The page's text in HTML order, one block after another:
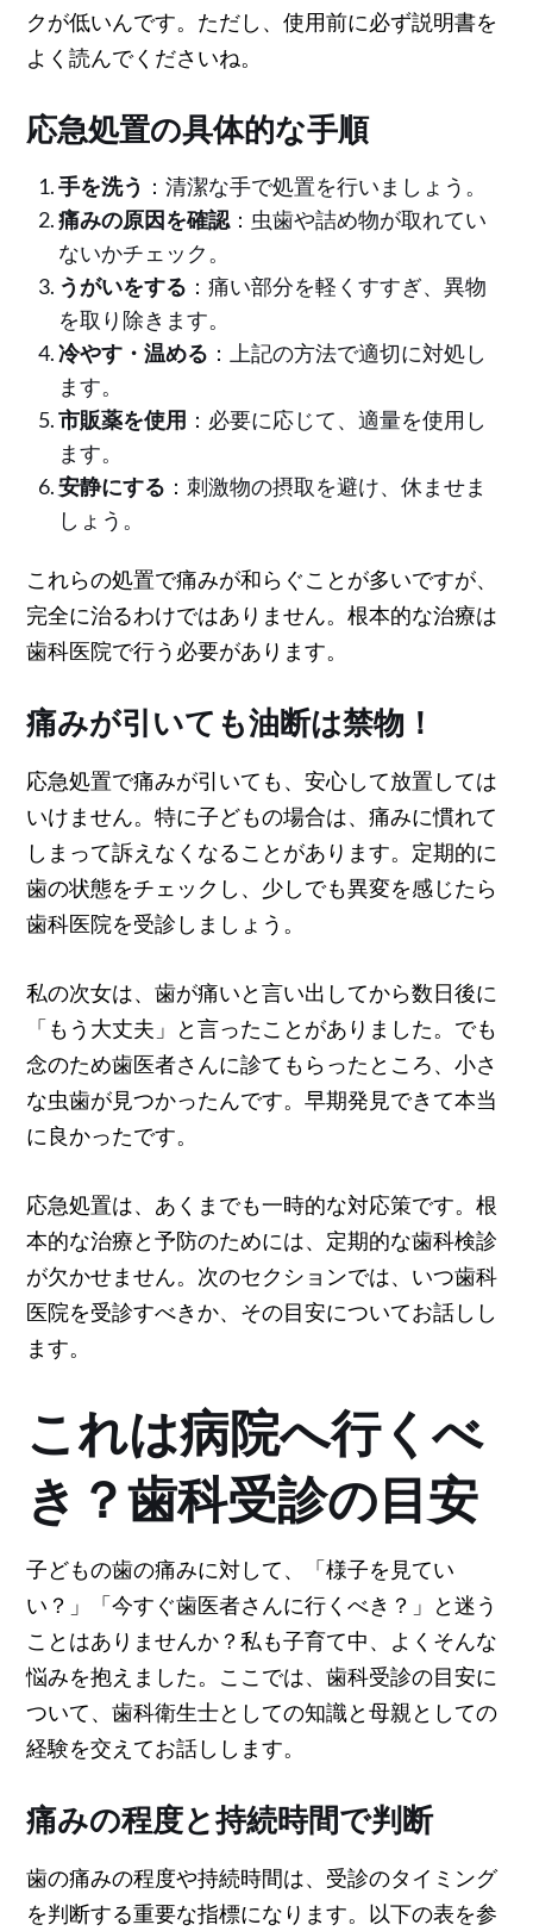
クが低いんです。ただし、使用前に必ず説明書を
よく読んでくださいね。
応急処置の具体的な手順
手を洗う ：清潔な手で処置を行いましょう。
痛みの原因を確認：虫歯や詰め物が取れてい
ないかチェック。
うがいをする ：痛い部分を軽くすすぎ、異物
を取り除きます。
冷やす・温める ：上記の方法で適切に対処し
ます。
市販薬を使用 ：必要に応じて、適量を使用し
ます。
安静にする ：刺激物の摂取を避け、休ませま
しょう。
これらの処置で痛みが和らぐことが多いですが、
完全に治るわけではありません。根本的な治療は
歯科医院で行う必要があります。
痛みが引いても油断は禁物！
応急処置で痛みが引いても、安心して放置しては
いけません。特に子どもの場合は、痛みに慣れて
しまって訴えなくなることがあります。定期的に
歯の状態をチェックし、少しでも異変を感じたら
歯科医院を受診しましょう。
私の次女は、歯が痛いと言い出してから数日後に
「もう大丈夫」と言ったことがありました。でも
念のため歯医者さんに診てもらったところ、小さ
な虫歯が見つかったんです。早期発見できて本当
に良かったです。
応急処置は、あくまでも一時的な対応策です。根
本的な治療と予防のためには、定期的な歯科検診
が欠かせません。次のセクションでは、いつ歯科
医院を受診すべきか、その目安についてお話しし
ます。
これは病院へ行くべ
き？歯科受診の目安
子どもの歯の痛みに対して、「様子を見てい
い？」「今すぐ歯医者さんに行くべき？」と迷う
ことはありませんか？私も子育て中、よくそんな
悩みを抱えました。ここでは、歯科受診の目安に
ついて、歯科衛生士としての知識と母親としての
経験を交えてお話しします。
痛みの程度と持続時間で判断
歯の痛みの程度や持続時間は、受診のタイミング
を判断する重要な指標になります。以下の表を参